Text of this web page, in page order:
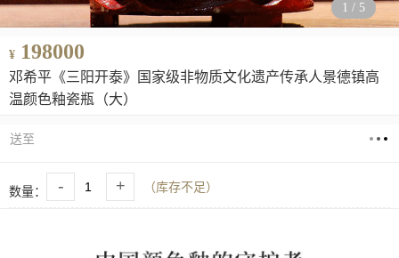
1 / 5
¥ 198000
邓希平《三阳开泰》国家级非物质文化遗产传承人景德镇高
温颜色釉瓷瓶（大）
送至
数量： - + （库存不足）